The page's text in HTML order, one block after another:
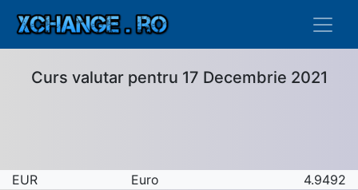
Curs valutar pentru 17 Decembrie 2021
EUR Euro
4.9492